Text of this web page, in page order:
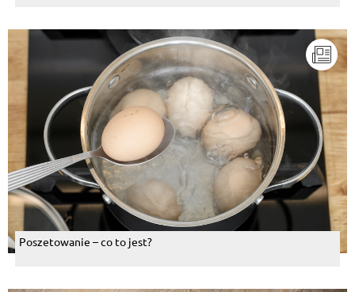
Poszetowanie – co to jest?